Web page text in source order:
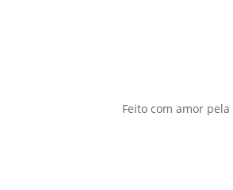
Feito com amor pela